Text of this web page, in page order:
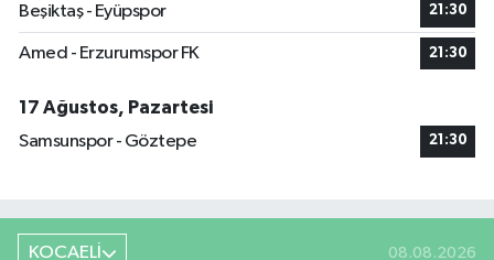
Beşiktaş - Eyüpspor 21:30
Amed - Erzurumspor FK 21:30
17 Ağustos, Pazartesi
Samsunspor - Göztepe
21:30
KOCAELİ 08.08.2026